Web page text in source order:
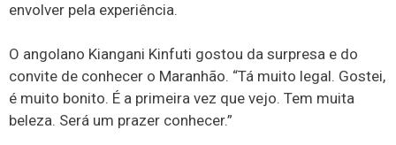
envolver pela experiência.
O angolano Kiangani Kinfuti gostou da surpresa e do
convite de conhecer o Maranhão. “Tá muito legal. Gostei,
é muito bonito. É a primeira vez que vejo. Tem muita
beleza. Será um prazer conhecer.”